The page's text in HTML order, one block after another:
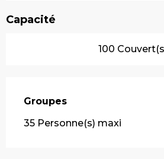
Capacité
100
Groupes
Groupes
35 Personne(s) maxi